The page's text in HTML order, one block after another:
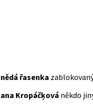
řasenka
Kropáčķová někdo